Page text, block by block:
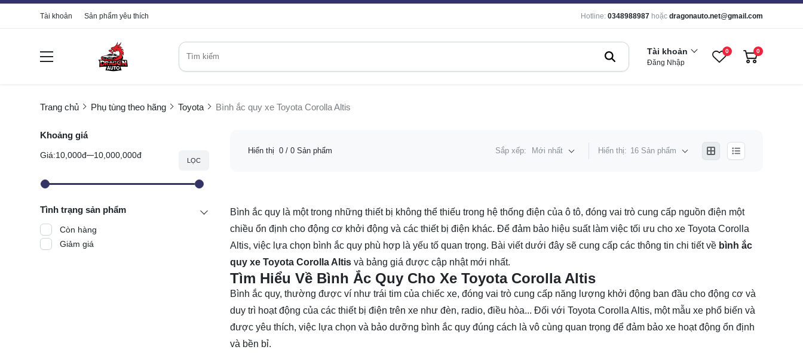
Tài khoản Sản phẩm yêu thích Hotline: 0348988987 hoặc dragonauto.net@gmail.com
Tài khoản
Đăng Nhập
0 0
Trang chủ Phụ tùng theo hãng Toyota Bình ắc quy xe Toyota Corolla Altis
Khoảng giá
Giá:10,000đ 10,000,000đ
LỌC
Tình trạng sản phẩm
Còn hàng
Giảm giá
Hiển thị 0/ 0 Sản phẩm Sắp xếp: Mới nhất Hiển thị: 16 Sản phẩm
Bình ắc quy là một trong những thiết bị không thể thiếu trong hệ thống điện của ô tô, đóng vai trò cung cấp nguồn điện một
chiều ổn định cho động cơ khởi động và các thiết bị điện khác. Để đảm bảo hiệu suất làm việc tối ưu cho xe Toyota Corolla
Altis, việc lựa chọn bình ắc quy phù hợp là yếu tố quan trọng. Bài viết dưới đây sẽ cung cấp các thông tin chi tiết về bình ắc
quy xe Toyota Corolla Altisvà bảng giá được cập nhật mới nhất.
Tìm Hiểu Về Bình Ắc Quy Cho Xe Toyota Corolla Altis
Bình ắc quy, thường được ví như trái tim của chiếc xe, đóng vai trò cung cấp năng lượng khởi động ban đầu cho động cơ và
duy trì hoạt động của các thiết bị điện trên xe như đèn, radio, điều hòa... Đối với Toyota Corolla Altis, một mẫu xe phổ biến và
được yêu thích, việc lựa chọn và bảo dưỡng bình ắc quy đúng cách là vô cùng quan trọng để đảm bảo xe hoạt động ổn định
và bền bỉ.